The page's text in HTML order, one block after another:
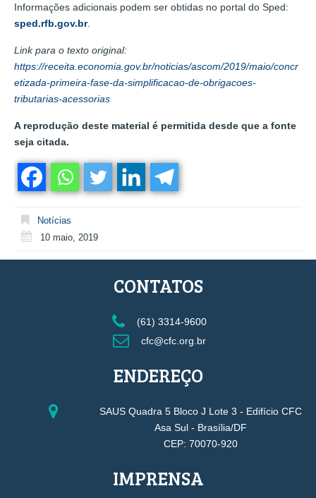
Informações adicionais podem ser obtidas no portal do Sped:
sped.rfb.gov.br.
Link para o texto original:
https://receita.economia.gov.br/noticias/ascom/2019/maio/concr
etizada-primeira-fase-da-simplificacao-de-obrigacoes-
tributarias-acessorias
A reprodução deste material é permitida desde que a fonte
seja citada.
Notícias
10 maio, 2019
CONTATOS
(61) 3314-9600
cfc@cfc.org.br
ENDEREÇO
SAUS Quadra 5 Bloco J Lote 3 - Edifício CFC
Asa Sul - Brasília/DF
CEP: 70070-920
IMPRENSA